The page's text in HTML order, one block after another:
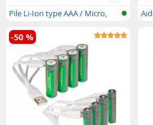
Pile Li-Ion type AAA / Micro,
avec ..
-50 %